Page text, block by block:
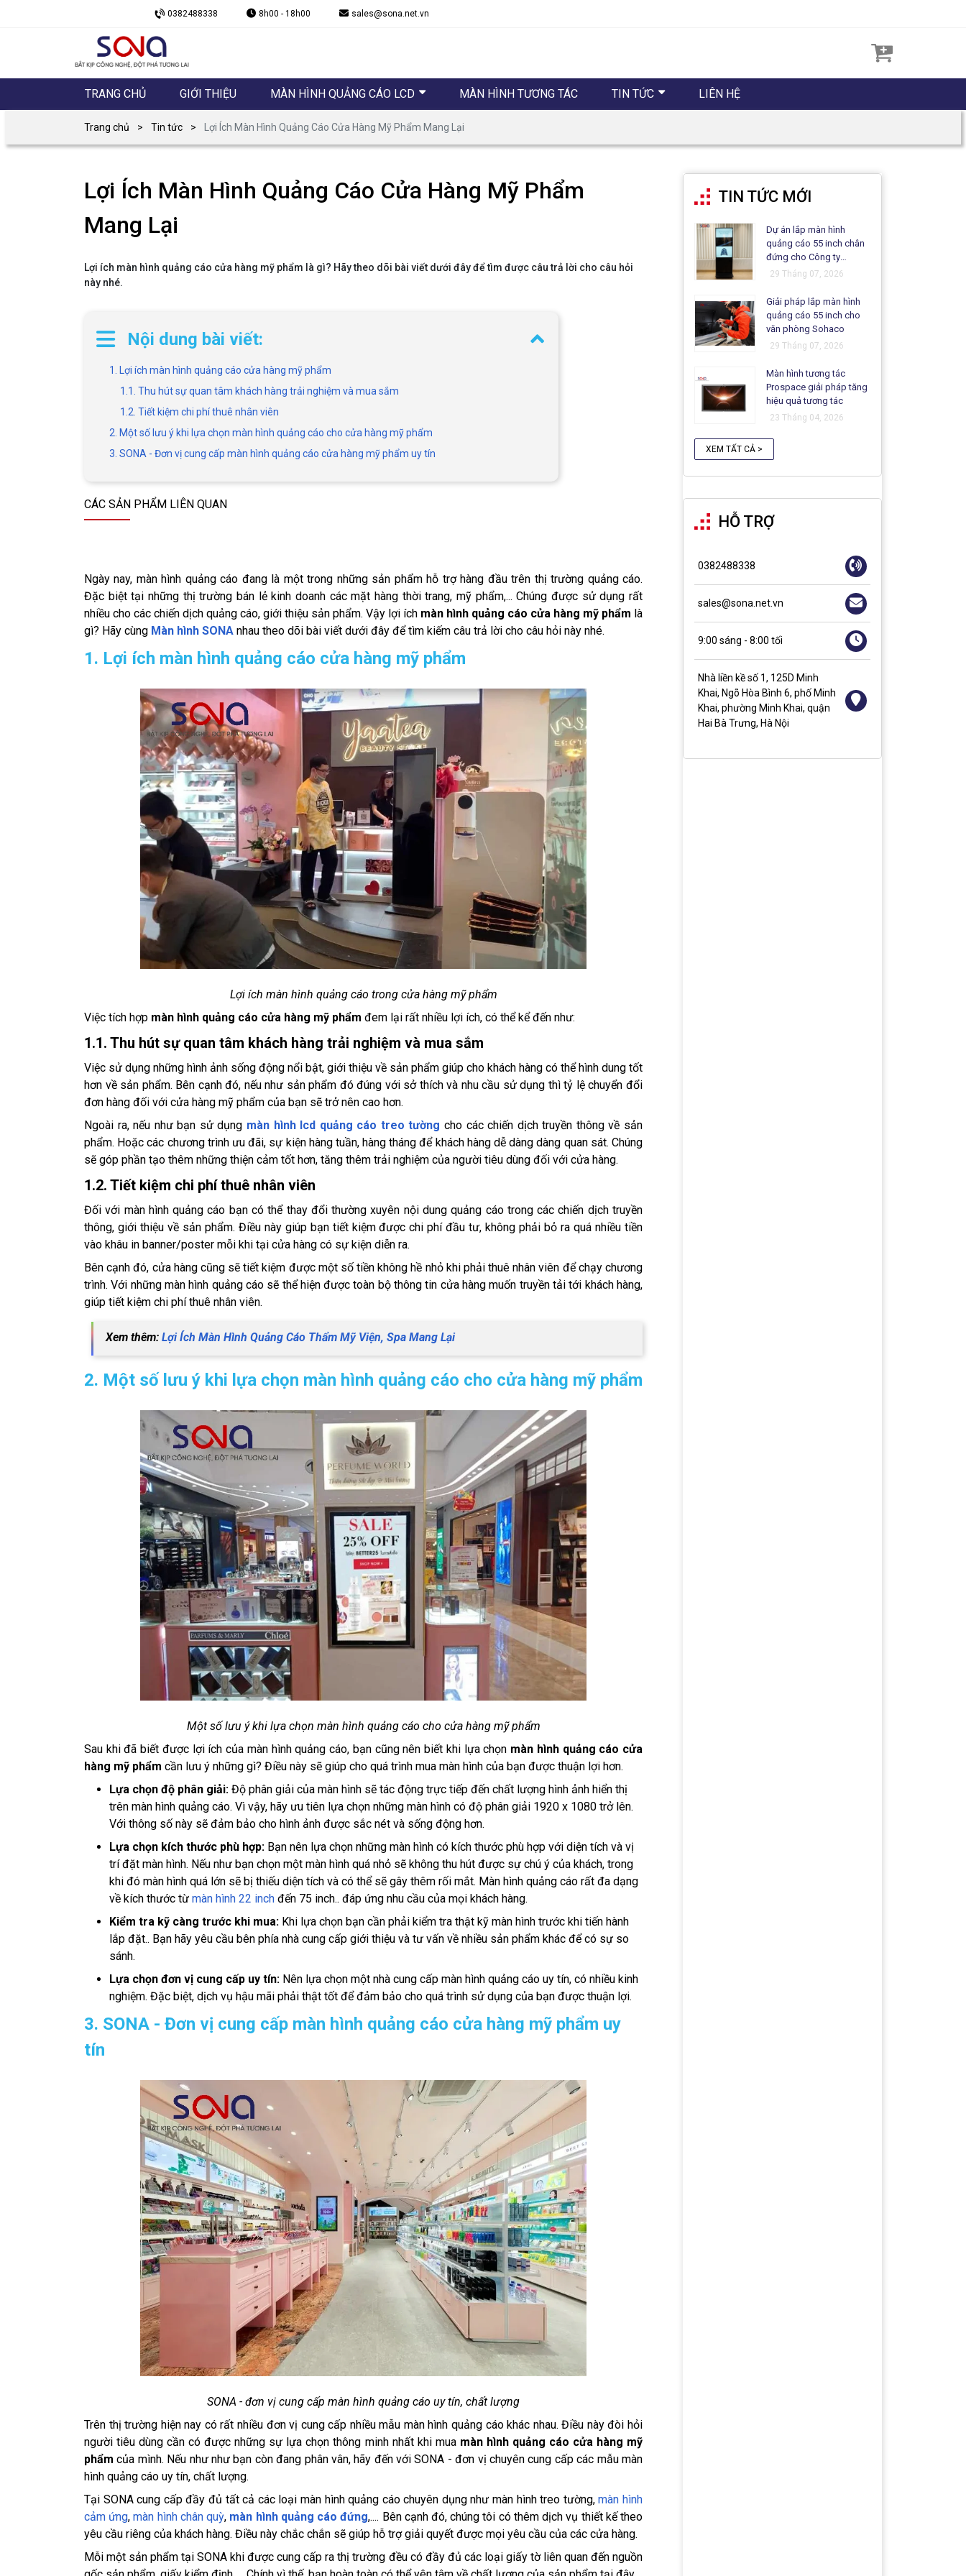
0382488338 8h00 - 18h00 sales@sona.net.vn
TRANG CHỦ GIỚI THIỆU MÀN HÌNH QUẢNG CÁO LCD MÀN HÌNH TƯƠNG TÁC TIN TỨC LIÊN HỆ
Trang chủ Tin tức Lợi Ích Màn Hình Quảng Cáo Cửa Hàng Mỹ Phẩm Mang Lại
Lợi Ích Màn Hình Quảng Cáo Cửa Hàng Mỹ Phẩm
Mang Lại
Lợi ích màn hình quảng cáo cửa hàng mỹ phẩm là gì? Hãy theo dõi bài viết dưới đây để tìm được câu trả lời cho câu hỏi
này nhé.
Nội dung bài viết:
1. Lợi ích màn hình quảng cáo cửa hàng mỹ phẩm
1.1. Thu hút sự quan tâm khách hàng trải nghiệm và mua sắm
1.2. Tiết kiệm chi phí thuê nhân viên
2. Một số lưu ý khi lựa chọn màn hình quảng cáo cho cửa hàng mỹ phẩm
3. SONA - Đơn vị cung cấp màn hình quảng cáo cửa hàng mỹ phẩm uy tín
CÁC SẢN PHẨM LIÊN QUAN
Ngày nay, màn hình quảng cáo đang là một trong những sản phẩm hỗ trợ hàng đầu trên thị trường quảng cáo.
Đặc biệt tại những thị trường bán lẻ kinh doanh các mặt hàng thời trang, mỹ phẩm,... Chúng được sử dụng rất
nhiều cho các chiến dịch quảng cáo, giới thiệu sản phẩm. Vậy lợi ích màn hình quảng cáo cửa hàng mỹ phẩm là
gì? Hãy cùng Màn hình SONA nhau theo dõi bài viết dưới đây để tìm kiếm câu trả lời cho câu hỏi này nhé.
1. Lợi ích màn hình quảng cáo cửa hàng mỹ phẩm
Lợi ích màn hình quảng cáo trong cửa hàng mỹ phẩm
Việc tích hợp màn hình quảng cáo cửa hàng mỹ phẩm đem lại rất nhiều lợi ích, có thể kể đến như:
1.1. Thu hút sự quan tâm khách hàng trải nghiệm và mua sắm
Việc sử dụng những hình ảnh sống động nổi bật, giới thiệu về sản phẩm giúp cho khách hàng có thể hình dung tốt
hơn về sản phẩm. Bên cạnh đó, nếu như sản phẩm đó đúng với sở thích và nhu cầu sử dụng thì tỷ lệ chuyển đổi
đơn hàng đối với cửa hàng mỹ phẩm của bạn sẽ trở nên cao hơn.
Ngoài ra, nếu như bạn sử dụng màn hình lcd quảng cáo treo tường cho các chiến dịch truyền thông về sản
phẩm. Hoặc các chương trình ưu đãi, sự kiện hàng tuần, hàng tháng để khách hàng dễ dàng dàng quan sát. Chúng
sẽ góp phần tạo thêm những thiện cảm tốt hơn, tăng thêm trải nghiệm của người tiêu dùng đối với cửa hàng.
1.2. Tiết kiệm chi phí thuê nhân viên
Đối với màn hình quảng cáo bạn có thể thay đổi thường xuyên nội dung quảng cáo trong các chiến dịch truyền
thông, giới thiệu về sản phẩm. Điều này giúp bạn tiết kiệm được chi phí đầu tư, không phải bỏ ra quá nhiều tiền
vào khâu in banner/poster mỗi khi tại cửa hàng có sự kiện diễn ra.
Bên cạnh đó, cửa hàng cũng sẽ tiết kiệm được một số tiền không hề nhỏ khi phải thuê nhân viên để chạy chương
trình. Với những màn hình quảng cáo sẽ thể hiện được toàn bộ thông tin cửa hàng muốn truyền tải tới khách hàng,
giúp tiết kiệm chi phí thuê nhân viên.
Xem thêm: Lợi Ích Màn Hình Quảng Cáo Thẩm Mỹ Viện, Spa Mang Lại
2. Một số lưu ý khi lựa chọn màn hình quảng cáo cho cửa hàng mỹ phẩm
Một số lưu ý khi lựa chọn màn hình quảng cáo cho cửa hàng mỹ phẩm
Sau khi đã biết được lợi ích của màn hình quảng cáo, bạn cũng nên biết khi lựa chọn màn hình quảng cáo cửa
hàng mỹ phẩm cần lưu ý những gì? Điều này sẽ giúp cho quá trình mua màn hình của bạn được thuận lợi hơn.
Lựa chọn độ phân giải: Độ phân giải của màn hình sẽ tác động trực tiếp đến chất lượng hình ảnh hiển thị
trên màn hình quảng cáo. Vì vậy, hãy ưu tiên lựa chọn những màn hình có độ phân giải 1920 x 1080 trở lên.
Với thông số này sẽ đảm bảo cho hình ảnh được sắc nét và sống động hơn.
Lựa chọn kích thước phù hợp: Bạn nên lựa chọn những màn hình có kích thước phù hợp với diện tích và vị
trí đặt màn hình. Nếu như bạn chọn một màn hình quá nhỏ sẽ không thu hút được sự chú ý của khách, trong
khi đó màn hình quá lớn sẽ bị thiếu diện tích và có thể sẽ gây thêm rối mắt. Màn hình quảng cáo rất đa dạng
về kích thước từ màn hình 22 inch đến 75 inch.. đáp ứng nhu cầu của mọi khách hàng.
Kiểm tra kỹ càng trước khi mua: Khi lựa chọn bạn cần phải kiểm tra thật kỹ màn hình trước khi tiến hành
lắp đặt.. Bạn hãy yêu cầu bên phía nhà cung cấp giới thiệu và tư vấn về nhiều sản phẩm khác để có sự so
sánh.
Lựa chọn đơn vị cung cấp uy tín: Nên lựa chọn một nhà cung cấp màn hình quảng cáo uy tín, có nhiều kinh
nghiệm. Đặc biệt, dịch vụ hậu mãi phải thật tốt để đảm bảo cho quá trình sử dụng của bạn được thuận lợi.
3. SONA - Đơn vị cung cấp màn hình quảng cáo cửa hàng mỹ phẩm uy
tín
SONA - đơn vị cung cấp màn hình quảng cáo uy tín, chất lượng
Trên thị trường hiện nay có rất nhiều đơn vị cung cấp nhiều mẫu màn hình quảng cáo khác nhau. Điều này đòi hỏi
người tiêu dùng cần có được những sự lựa chọn thông minh nhất khi mua màn hình quảng cáo cửa hàng mỹ
phẩm của mình. Nếu như như bạn còn đang phân vân, hãy đến với SONA - đơn vị chuyên cung cấp các mẫu màn
hình quảng cáo uy tín, chất lượng.
Tại SONA cung cấp đầy đủ tất cả các loại màn hình quảng cáo chuyên dụng như màn hình treo tường,màn hình
cảm ứng,màn hình chân quỳ, màn hình quảng cáo đứng,.... Bên cạnh đó, chúng tôi có thêm dịch vụ thiết kế theo
yêu cầu riêng của khách hàng. Điều này chắc chắn sẽ giúp hỗ trợ giải quyết được mọi yêu cầu của các cửa hàng.
Mỗi một sản phẩm tại SONA khi được cung cấp ra thị trường đều có đầy đủ các loại giấy tờ liên quan đến nguồn
TIN TỨC MỚI
Dự án lắp màn hình
quảng cáo 55 inch chân
đứng cho Công ty
Matsuo
29 Tháng 07, 2026
Giải pháp lắp màn hình
quảng cáo 55 inch cho
văn phòng Sohaco
29 Tháng 07, 2026
Màn hình tương tác
Prospace giải pháp tăng
hiệu quả tương tác
23 Tháng 04, 2026
XEM TẤT CẢ >
HỖ TRỢ
0382488338
sales@sona.net.vn
9:00 sáng - 8:00 tối
Nhà liền kề số 1, 125D Minh
Khai, Ngõ Hòa Bình 6, phố Minh
Khai, phường Minh Khai, quận
Hai Bà Trưng, Hà Nội